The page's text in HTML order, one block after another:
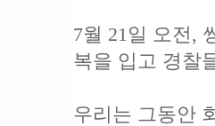
7월 21일 오전,
복을 입고 경찰
우리는 그동안